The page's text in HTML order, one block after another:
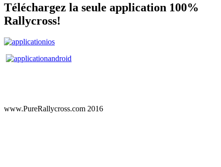
Téléchargez la seule application 100%
Rallycross!
www.PureRallycross.com 2016